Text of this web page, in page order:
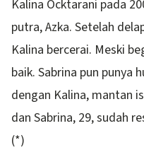
Kalina Ocktarani pada
putra, Azka. Setelah
Kalina bercerai. Meski
baik. Sabrina pun punya
dengan Kalina, mantan
dan Sabrina, 29, sudah
(*)